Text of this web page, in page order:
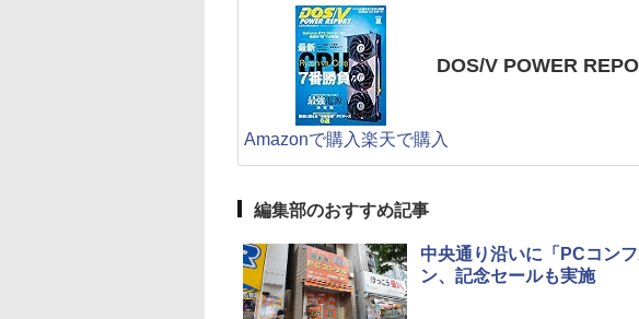
DOS/V POWER
Amazonで購入楽天で購入
編集部のおすすめ記事
中央通り沿いに「PCコン
ン、記念セールも実施